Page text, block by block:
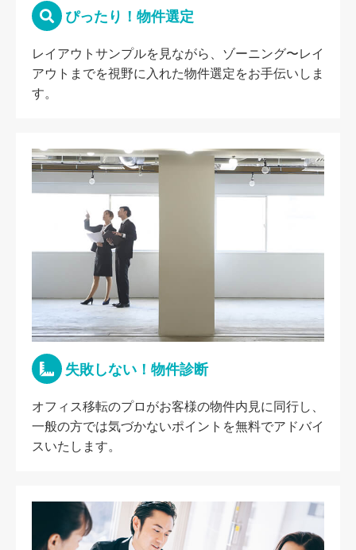
ぴったり！物件選定
レイアウトサンプルを見ながら、ゾーニング〜レイ
アウトまでを視野に入れた物件選定をお手伝いしま
す。
失敗しない！物件診断
オフィス移転のプロがお客様の物件内見に同行し、
一般の方では気づかないポイントを無料でアドバイ
スいたします。